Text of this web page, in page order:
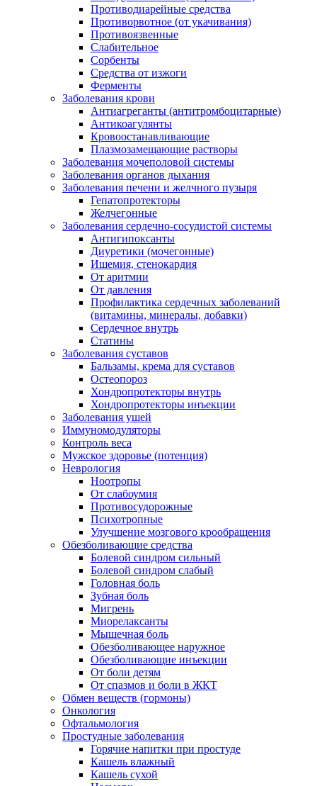
Противодиарейные средства
Противорвотное (от укачивания)
Противоязвенные
Слабительное
Сорбенты
Средства от изжоги
Ферменты
Заболевания крови
Антиагреганты (антитромбоцитарные)
Антикоагулянты
Кровоостанавливающие
Плазмозамещающие растворы
Заболевания мочеполовой системы
Заболевания органов дыхания
Заболевания печени и желчного пузыря
Гепатопротекторы
Желчегонные
Заболевания сердечно-сосудистой системы
Антигипоксанты
Диуретики (мочегонные)
Ишемия, стенокардия
От аритмии
От давления
Профилактика сердечных заболеваний
(витамины, минералы, добавки)
Сердечное внутрь
Статины
Заболевания суставов
Бальзамы, крема для суставов
Остеопороз
Хондропротекторы внутрь
Хондропротекторы инъекции
Заболевания ушей
Иммуномодуляторы
Контроль веса
Мужское здоровье (потенция)
Неврология
Ноотропы
От слабоумия
Противосудорожные
Психотропные
Улучшение мозгового крообращения
Обезболивающие средства
Болевой синдром сильный
Болевой синдром слабый
Головная боль
Зубная боль
Мигрень
Миорелаксанты
Мышечная боль
Обезболивающее наружное
Обезболивающие инъекции
От боли детям
От спазмов и боли в ЖКТ
Обмен веществ (гормоны)
Онкология
Офтальмология
Простудные заболевания
Горячие напитки при простуде
Кашель влажный
Кашель сухой